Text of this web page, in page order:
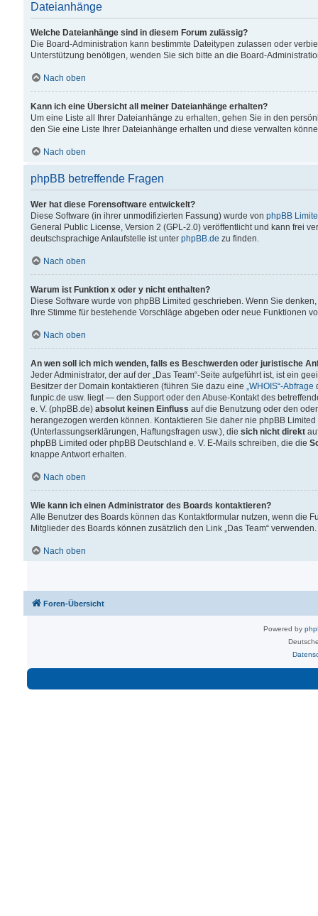
Dateianhänge
Welche Dateianhänge sind in diesem Forum zulässig?
Die Board-Administration kann bestimmte Dateitypen zulassen oder
Unterstützung benötigen, wenden Sie sich bitte an die Board-
Nach oben
Kann ich eine Übersicht all meiner Dateianhänge erhalten?
Um eine Liste all Ihrer Dateianhänge zu erhalten, gehen Sie in den
den Sie eine Liste Ihrer Dateianhänge erhalten und diese verwalten
Nach oben
phpBB betreffende Fragen
Wer hat diese Forensoftware entwickelt?
Diese Software (in ihrer unmodifizierten Fassung) wurde von phpBB
General Public License, Version 2 (GPL-2.0) veröffentlicht und kann frei
deutschsprachige Anlaufstelle ist unter phpBB.de zu finden.
Nach oben
Warum ist Funktion x oder y nicht enthalten?
Diese Software wurde von phpBB Limited geschrieben. Wenn Sie
Ihre Stimme für bestehende Vorschläge abgeben oder neue Funktionen
Nach oben
An wen soll ich mich wenden, falls es Beschwerden oder juristische
Jeder Administrator, der auf der „Das Team“-Seite aufgeführt ist, ist ein
Besitzer der Domain kontaktieren (führen Sie dazu eine „WHOIS“-Abfrage
funpic.de usw. liegt — den Support oder den Abuse-Kontakt des
e. V. (phpBB.de) absolut keinen Einfluss auf die Benutzung oder den
herangezogen werden können. Kontaktieren Sie daher nie phpBB
(Unterlassungserklärungen, Haftungsfragen usw.), die sich nicht direkt
phpBB Limited oder phpBB Deutschland e. V. E-Mails schreiben, die die
knappe Antwort erhalten.
Nach oben
Wie kann ich einen Administrator des Boards kontaktieren?
Alle Benutzer des Boards können das Kontaktformular nutzen, wenn die
Mitglieder des Boards können zusätzlich den Link „Das Team“ verwenden.
Nach oben
Foren-Übersicht
Powered by